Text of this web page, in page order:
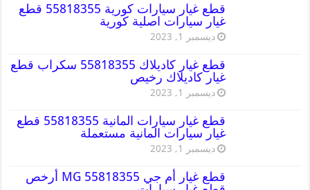
قطع غيار سيارات كورية 55818355 قطع
غيار سيارات اصلية كورية
ديسمبر 1, 2023
قطع غيار كاديلاك 55818355 سكراب قطع
غيار كاديلاك رخيص
ديسمبر 1, 2023
قطع غيار سيارات المانية 55818355 قطع
غيار سيارات المانية مستعملة
ديسمبر 1, 2023
قطع غيار أم جي MG 55818355 أرخص